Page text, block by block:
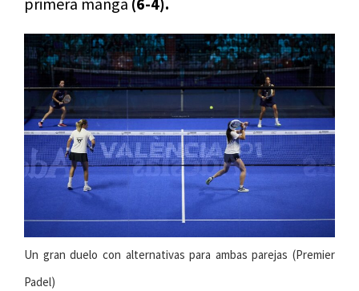
Un gran duelo con alternativas para ambas parejas (Premier
Padel)